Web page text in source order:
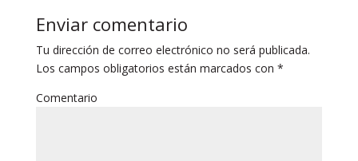
Enviar comentario
Tu dirección de correo electrónico no será publicada.
Los campos obligatorios están marcados con *
Comentario